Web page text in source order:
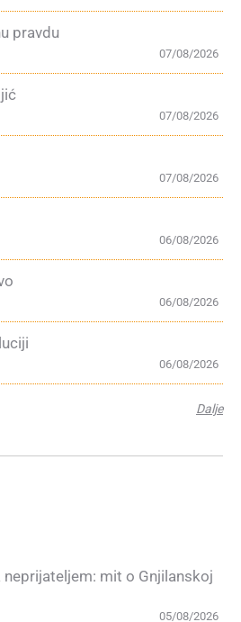
pravdu
07/08/2026
07/08/2026
07/08/2026
06/08/2026
06/08/2026
06/08/2026
Dalje
neprijateljem: mit o Gnjilanskoj
05/08/2026